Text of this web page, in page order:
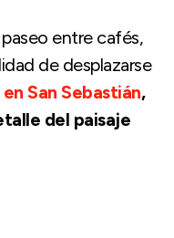
entre cafés,
de desplazarse
San Sebastián,
del paisaje